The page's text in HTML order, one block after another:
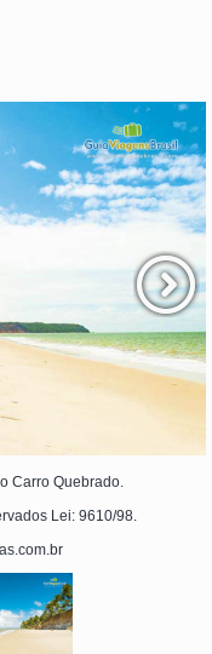
Carro Quebrado.
Lei: 9610/98.